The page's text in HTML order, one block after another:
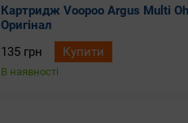
Картридж Voopoo Argus Multi
Оригінал
135 грн
Купити
В наявності